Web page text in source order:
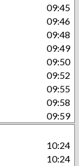
09:45
09:46
09:48
09:49
09:50
09:52
09:55
09:58
09:59
10:24
10:24